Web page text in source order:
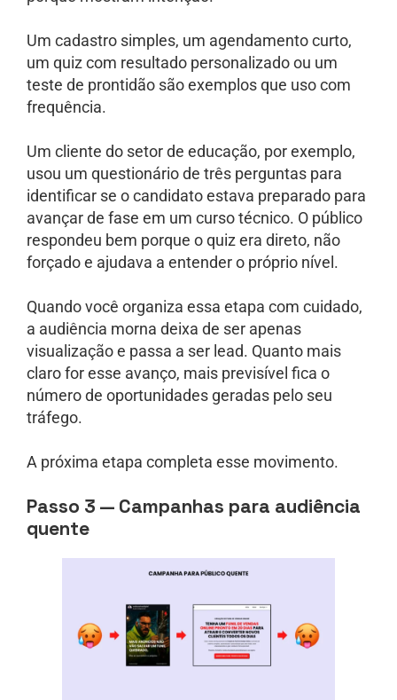
Um cadastro simples, um agendamento curto,
um quiz com resultado personalizado ou um
teste de prontidão são exemplos que uso com
frequência.
Um cliente do setor de educação, por exemplo,
usou um questionário de três perguntas para
identificar se o candidato estava preparado para
avançar de fase em um curso técnico. O público
respondeu bem porque o quiz era direto, não
forçado e ajudava a entender o próprio nível.
Quando você organiza essa etapa com cuidado,
a audiência morna deixa de ser apenas
visualização e passa a ser lead. Quanto mais
claro for esse avanço, mais previsível fica o
número de oportunidades geradas pelo seu
tráfego.
A próxima etapa completa esse movimento.
Passo 3 — Campanhas para audiência
quente